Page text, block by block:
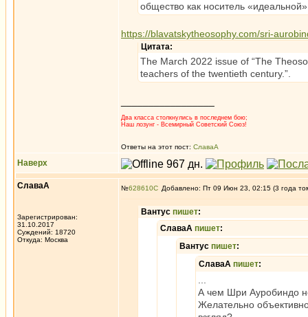
общество как носитель
https://blavatskytheosophy.com/sri-
Цитата:
The March 2022 issue of “The
teachers of the twentieth century.”.
Два класса столкнулись в последнем бою;
Наш лозунг - Всемирный Советский Союз!
Ответы на этот пост: СлаваА
Наверх
СлаваА
Зарегистрирован:
31.10.2017
Суждений: 18720
Откуда: Москва
№628610 Добавлено: Пт 09 Июн 23, 02:15 (3 года
Вантус пишет:
СлаваА пишет:
Вантус пишет:
СлаваА пишет:
А чем Шри Ауробиндо
Желательно